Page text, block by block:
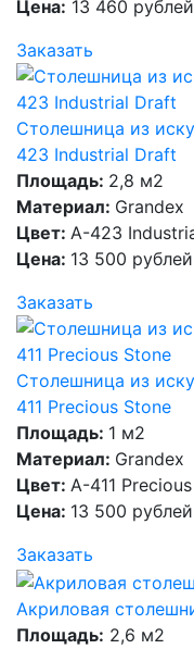
Цена: 13 460 рублей
Заказать
Столешница из
423 Industrial Draft
Площадь: 2,8 м2
Материал: Grandex
Цвет: A-423
Цена: 13 500 рублей
Заказать
Столешница из
411 Precious Stone
Площадь: 1 м2
Материал: Grandex
Цвет: A-411
Цена: 13 500 рублей
Заказать
Акриловая
Площадь: 2,6 м2